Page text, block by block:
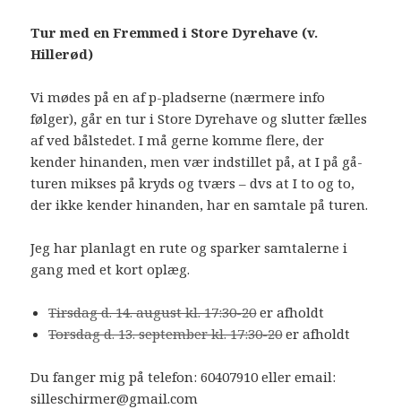
Tur med en Fremmed i Store Dyrehave (v.
Hillerød)
Vi mødes på en af p-pladserne (nærmere info
følger), går en tur i Store Dyrehave og slutter fælles
af ved bålstedet. I må gerne komme flere, der
kender hinanden, men vær indstillet på, at I på gå-
turen mikses på kryds og tværs – dvs at I to og to,
der ikke kender hinanden, har en samtale på turen.
Jeg har planlagt en rute og sparker samtalerne i
gang med et kort oplæg.
Tirsdag d. 14. august kl. 17:30-20er afholdt
Torsdag d. 13. september kl. 17:30-20er afholdt
Du fanger mig på telefon: 60407910 eller email:
silleschirmer@gmail.com